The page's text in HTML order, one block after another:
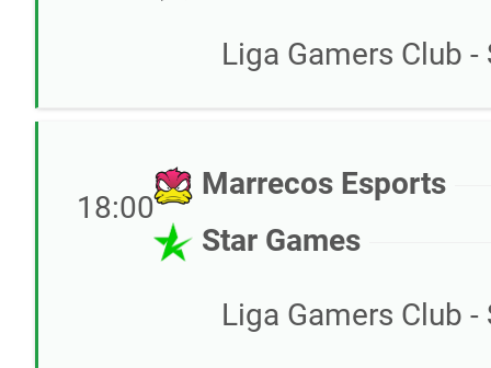
Liga Gamers Club
18:00
Marrecos Esports
Star Games
Liga Gamers Club